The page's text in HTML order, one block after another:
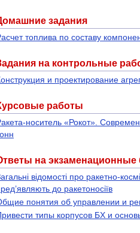
задания
топлива по составу
на контрольные
и проектирование
работы
носитель «Рокот».
на экзаменационные
відомості про ракетно-
до ракетоносіїв
понятия об управлении и
типы корпусов БХ и